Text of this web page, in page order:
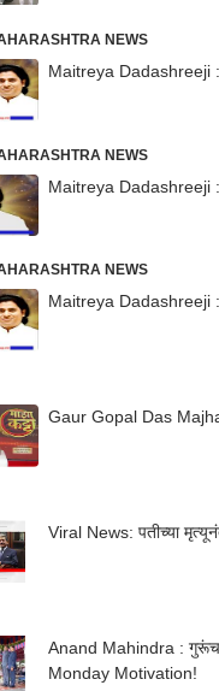
NEWS
Maitreya Dadashreeji :
NEWS
Maitreya Dadashreeji :
NEWS
Maitreya Dadashreeji :
Gaur Gopal Das Majha
Anand Mahindra : गुरूंचा
Monday Motivation!